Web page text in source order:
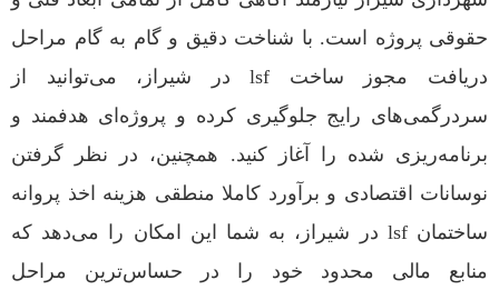
حقوقی پروژه است. با شناخت دقیق و گام به گام مراحل
دریافت مجوز ساخت lsf در شیراز، می‌توانید از
سردرگمی‌های رایج جلوگیری کرده و پروژه‌ای هدفمند و
برنامه‌ریزی شده را آغاز کنید. همچنین، در نظر گرفتن
نوسانات اقتصادی و برآورد کاملا منطقی هزینه اخذ پروانه
ساختمان lsf در شیراز، به شما این امکان را می‌دهد که
منابع مالی محدود خود را در حساس‌ترین مراحل